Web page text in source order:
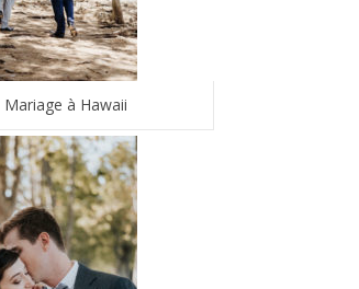
Mariage à Hawaii